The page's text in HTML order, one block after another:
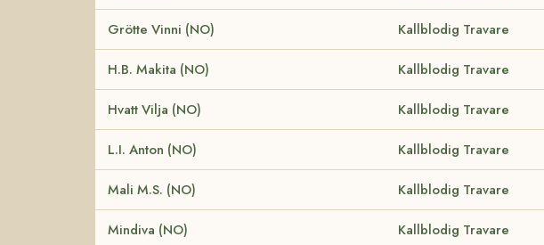
Grötte Vinni (NO) Kallblodig Travare
H.B. Makita (NO) Kallblodig Travare
Hvatt Vilja (NO) Kallblodig Travare
L.I. Anton (NO) Kallblodig Travare
Mali M.S. (NO) Kallblodig Travare
Mindiva (NO) Kallblodig Travare